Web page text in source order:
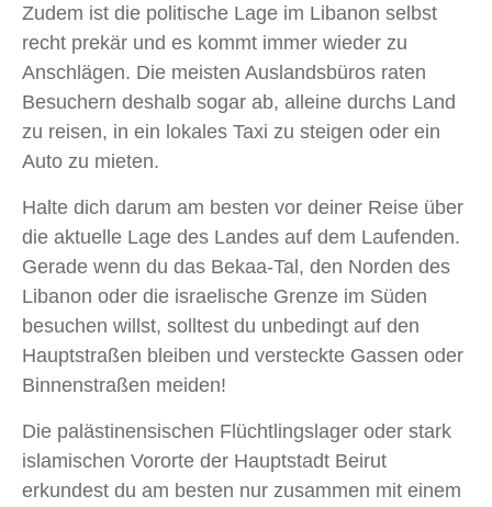
Zudem ist die politische Lage im Libanon selbst
recht prekär und es kommt immer wieder zu
Anschlägen. Die meisten Auslandsbüros raten
Besuchern deshalb sogar ab, alleine durchs Land
zu reisen, in ein lokales Taxi zu steigen oder ein
Auto zu mieten.
Halte dich darum am besten vor deiner Reise über
die aktuelle Lage des Landes auf dem Laufenden.
Gerade wenn du das Bekaa-Tal, den Norden des
Libanon oder die israelische Grenze im Süden
besuchen willst, solltest du unbedingt auf den
Hauptstraßen bleiben und versteckte Gassen oder
Binnenstraßen meiden!
Die palästinensischen Flüchtlingslager oder stark
islamischen Vororte der Hauptstadt Beirut
erkundest du am besten nur zusammen mit einem